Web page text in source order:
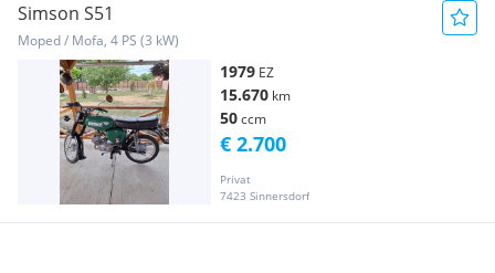
Simson S51
Moped / Mofa, 4 PS (3 kW)
1979 EZ
15.670 km
50ccm
Privat
7423 Sinnersdorf
€ 2.700